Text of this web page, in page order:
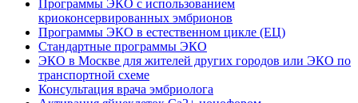
Программы ЭКО с использованием
криоконсервированных эмбрионов
Программы ЭКО в естественном цикле (ЕЦ)
Стандартные программы ЭКО
ЭКО в Москве для жителей других городов или ЭКО по
транспортной схеме
Консультация врача эмбриолога